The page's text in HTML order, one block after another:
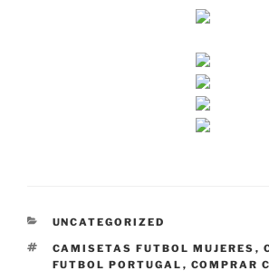
CATEGORÍAS
UNCATEGORIZED
ETIQUETAS
CAMISETAS FUTBOL MUJERES ,
FUTBOL PORTUGAL , COMPRAR